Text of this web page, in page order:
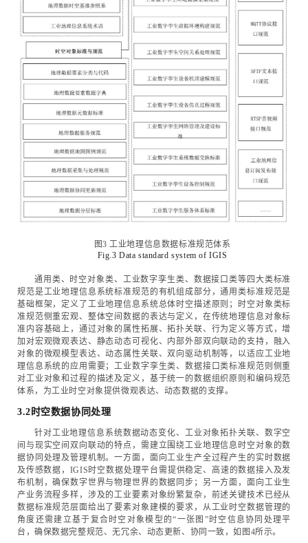
图3 工业地理信息数据标准规范体系
Fig.3 Data standard system of IGIS
通用类、时空对象类、工业数字孪生类、数据接口类等四大类标准
规范是工业地理信息系统标准规范的有机组成部分，通用类标准规范是
基础框架，定义了工业地理信息系统总体时空描述原则；时空对象类标
准规范侧重宏观、整体空间数据的表达与定义，在传统地理信息对象标
准内容基础上，通过对象的属性拓展、拓扑关联、行为定义等方式，增
加对宏观微观表达、静态动态可视化、内部外部双向联动的支持，融入
对象的微观模型表达、动态属性关联、双向驱动机制等，以适应工业地
理信息系统的应用需要；工业数字孪生类、数据接口类标准规范则侧重
对工业对象和过程的描述及定义，基于统一的数据组织原则和编码规范
体系，为工业时空对象提供微观表达、动态数据的支撑。
3.2时空数据协同处理
针对工业地理信息系统数据动态变化、工业对象拓扑关联、数字空
间与现实空间双向联动的特点，需建立围绕工业地理信息时空对象的数
据协同处理及管理机制。一方面，面向工业生产全过程产生的实时数据
及传感数据，IGIS时空数据处理平台需提供稳定、高速的数据接入及发
布机制，确保数字世界与物理世界的数据同步；另一方面，面向工业生
产业务流程多样，涉及的工业要素对象纷繁复杂，前述关键技术已经从
数据标准规范层面给出了要素对象建模的要求，从工业时空数据管理的
角度还需建立基于复合时空对象模型的“一张图”时空信息协同处理平
台，确保数据完整规范、无冗余、动态更新、协同一致，如图4所示。